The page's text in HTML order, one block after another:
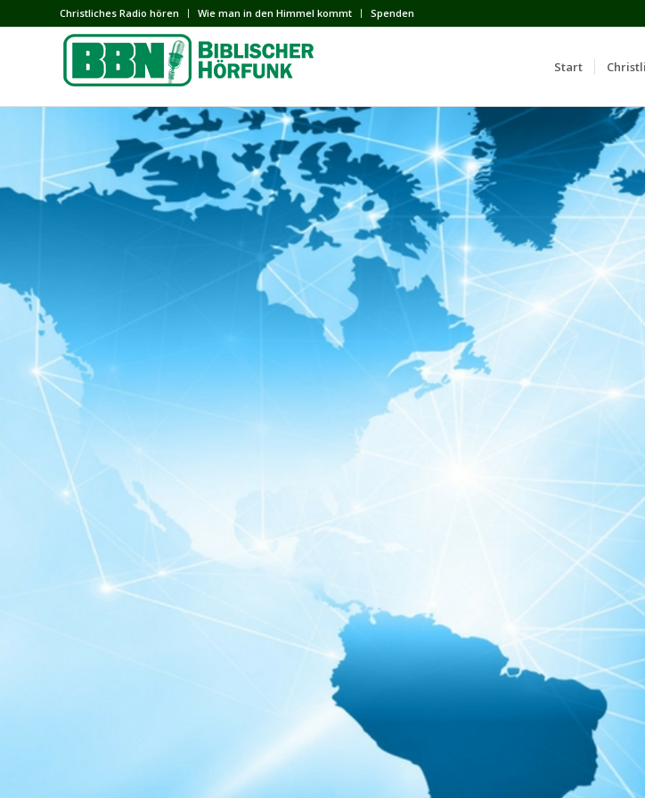
Сhristliches Radio hören Wie man in den Himmel kommt Spenden
Start